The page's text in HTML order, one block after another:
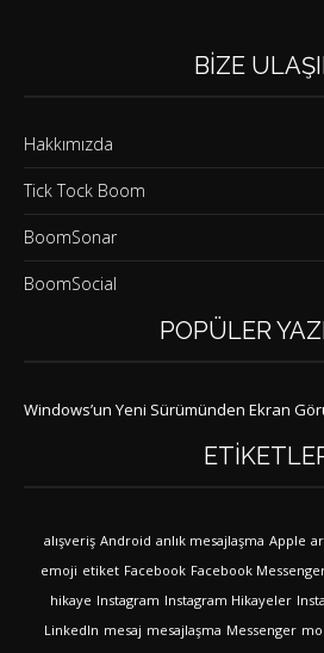
BIZE
Hakkımızda
Tick Tock Boom
BoomSonar
BoomSocial
POPÜLER
Windows’un Yeni Sürümünden Ekran
alışveriş Android anlık mesajlaşma Apple
emoji etiket Facebook Facebook
hikaye Instagram Instagram Hikayeler
LinkedIn mesaj mesajlaşma Messenger